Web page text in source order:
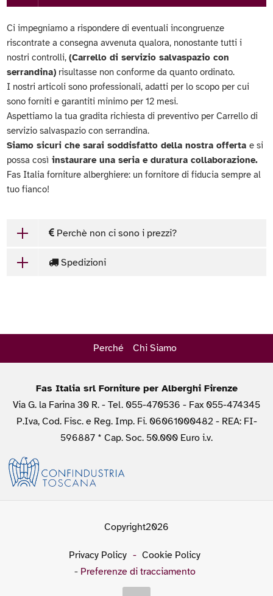
Ci impegniamo a rispondere di eventuali incongruenze
riscontrate a consegna avvenuta qualora, nonostante tutti i
nostri controlli,(Carrello di servizio salvaspazio con
serrandina) risultasse non conforme da quanto ordinato.
I nostri articoli sono professionali, adatti per lo scopo per cui
sono forniti e garantiti minimo per 12 mesi.
Aspettiamo la tua gradita richiesta di preventivo per Carrello di
servizio salvaspazio con serrandina.
Siamo sicuri che sarai soddisfatto della nostra offertae si
possa così instaurare una seria e duratura collaborazione.
Fas Italia forniture alberghiere: un fornitore di fiducia sempre al
tuo fianco!
Perchè non ci sono i prezzi?
Spedizioni
Perché Chi Siamo
Fas Italia srl Forniture per Alberghi Firenze
Via G. la Farina 30 R. - Tel. 055-470536 - Fax 055-474345
P.Iva, Cod. Fisc. e Reg. Imp. Fi. 06061000482 - REA: FI-
596887 * Cap. Soc. 50.000 Euro i.v.
Copyright2026
Privacy Policy - Cookie Policy
- Preferenze di tracciamento